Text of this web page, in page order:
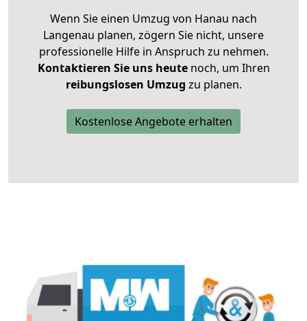
Wenn Sie einen Umzug von Hanau nach
Langenau planen, zögern Sie nicht, unsere
professionelle Hilfe in Anspruch zu nehmen.
Kontaktieren Sie uns heutenoch, um Ihren
reibungslosen Umzug zu planen.
Kostenlose Angebote erhalten